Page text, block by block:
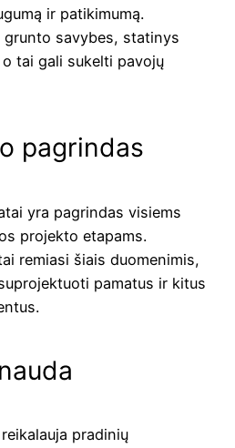
ir patikimumą.
savybes, statinys
tai gali sukelti pavojų
pagrindas
yra pagrindas visiems
projekto etapams.
remiasi šiais duomenimis,
pamatus ir kitus
reikalauja pradinių